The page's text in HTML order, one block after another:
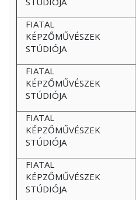
FIATAL
KÉPZŐMŰVÉSZEK
STÚDIÓJA
FIATAL
KÉPZŐMŰVÉSZEK
STÚDIÓJA
FIATAL
KÉPZŐMŰVÉSZEK
STÚDIÓJA
FIATAL
KÉPZŐMŰVÉSZEK
STÚDIÓJA